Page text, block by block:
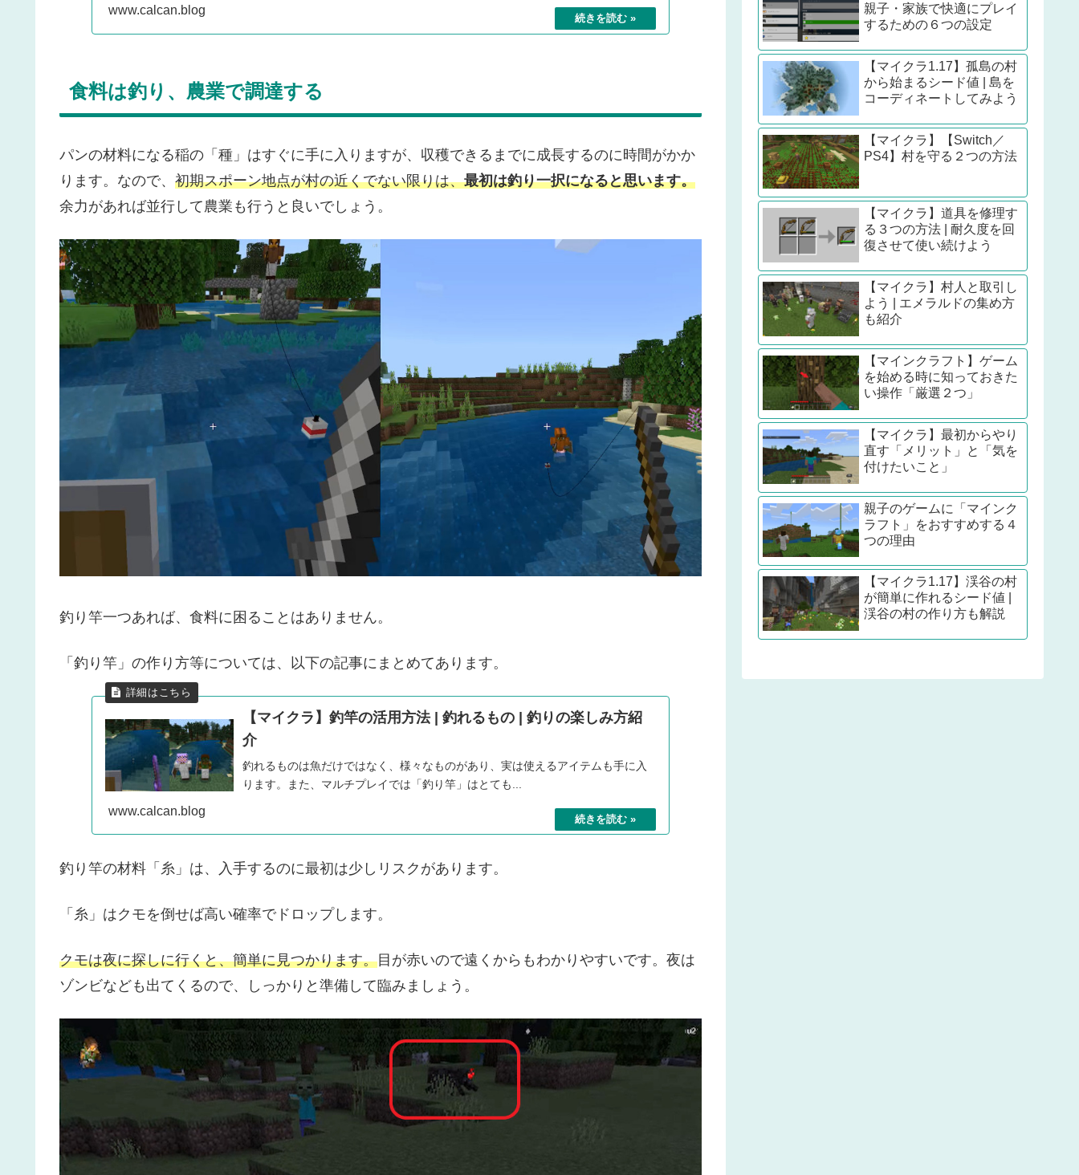
www.calcan.blog
食料は釣り、農業で調達する
パンの材料になる稲の「種」はすぐに手に入りますが、収穫できるまでに成長するのに時間がかか
ります。なので、 初期スポーン地点が村の近くでない限りは、最初は釣り一択になると思います。
余力があれば並行して農業も行うと良いでしょう。
釣り竿一つあれば、食料に困ることはありません。
「釣り竿」の作り方等については、以下の記事にまとめてあります。
【マイクラ】釣竿の活用方法 | 釣れるもの | 釣りの楽しみ方紹
介
釣れるものは魚だけではなく、様々なものがあり、実は使えるアイテムも手に入
ります。また、マルチプレイでは「釣り竿」はとても...
www.calcan.blog
釣り竿の材料「糸」は、入手するのに最初は少しリスクがあります。
「糸」はクモを倒せば高い確率でドロップします。
クモは夜に探しに行くと、簡単に見つかります。目が赤いので遠くからもわかりやすいです。夜は
ゾンビなども出てくるので、しっかりと準備して臨みましょう。
親子・家族で快適にプレイ
するための６つの設定
【マイクラ1.17】孤島の村
から始まるシード値 | 島を
コーディネートしてみよう
【マイクラ】【Switch／
PS4】村を守る２つの方法
【マイクラ】道具を修理す
る３つの方法 | 耐久度を回
復させて使い続けよう
【マイクラ】村人と取引し
よう | エメラルドの集め方
も紹介
【マインクラフト】ゲーム
を始める時に知っておきた
い操作「厳選２つ」
【マイクラ】最初からやり
直す「メリット」と「気を
付けたいこと」
親子のゲームに「マインク
ラフト」をおすすめする４
つの理由
【マイクラ1.17】渓谷の村
が簡単に作れるシード値 |
渓谷の村の作り方も解説